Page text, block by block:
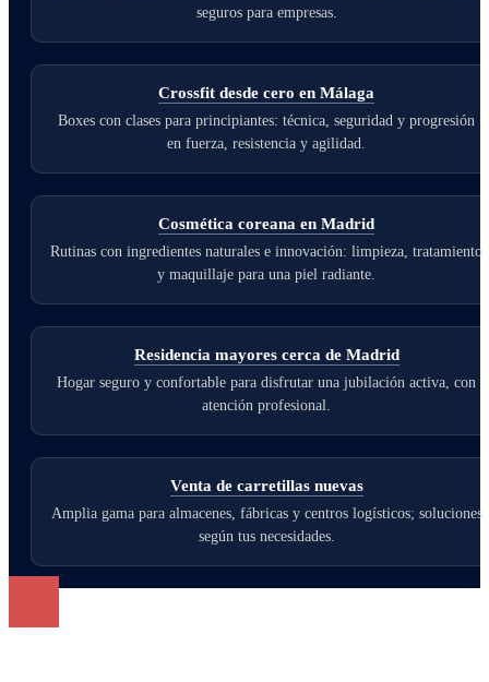
seguros para empresas.
Crossfit desde cero en Málaga
Boxes con clases para principiantes: técnica, seguridad y progresión
en fuerza, resistencia y agilidad.
Cosmética coreana en Madrid
Rutinas con ingredientes naturales e innovación: limpieza, tratamiento
y maquillaje para una piel radiante.
Residencia mayores cerca de Madrid
Hogar seguro y confortable para disfrutar una jubilación activa, con
atención profesional.
Venta de carretillas nuevas
Amplia gama para almacenes, fábricas y centros logísticos; soluciones
según tus necesidades.